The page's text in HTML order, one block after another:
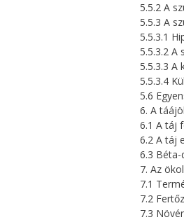
5.5.2 A
5.5.3 A
5.5.3.1
5.5.3.2 A
5.5.3.3 A
5.5.3.4
5.6
6. A
6.1 A táj
6.2 A táj
6.3 Béta-
7. Az
7.1
7.2
7.3